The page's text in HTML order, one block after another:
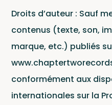
Droits d’auteur : Sauf
contenus (texte, son,
marque, etc.) publiés
conformément aux
internationales sur la